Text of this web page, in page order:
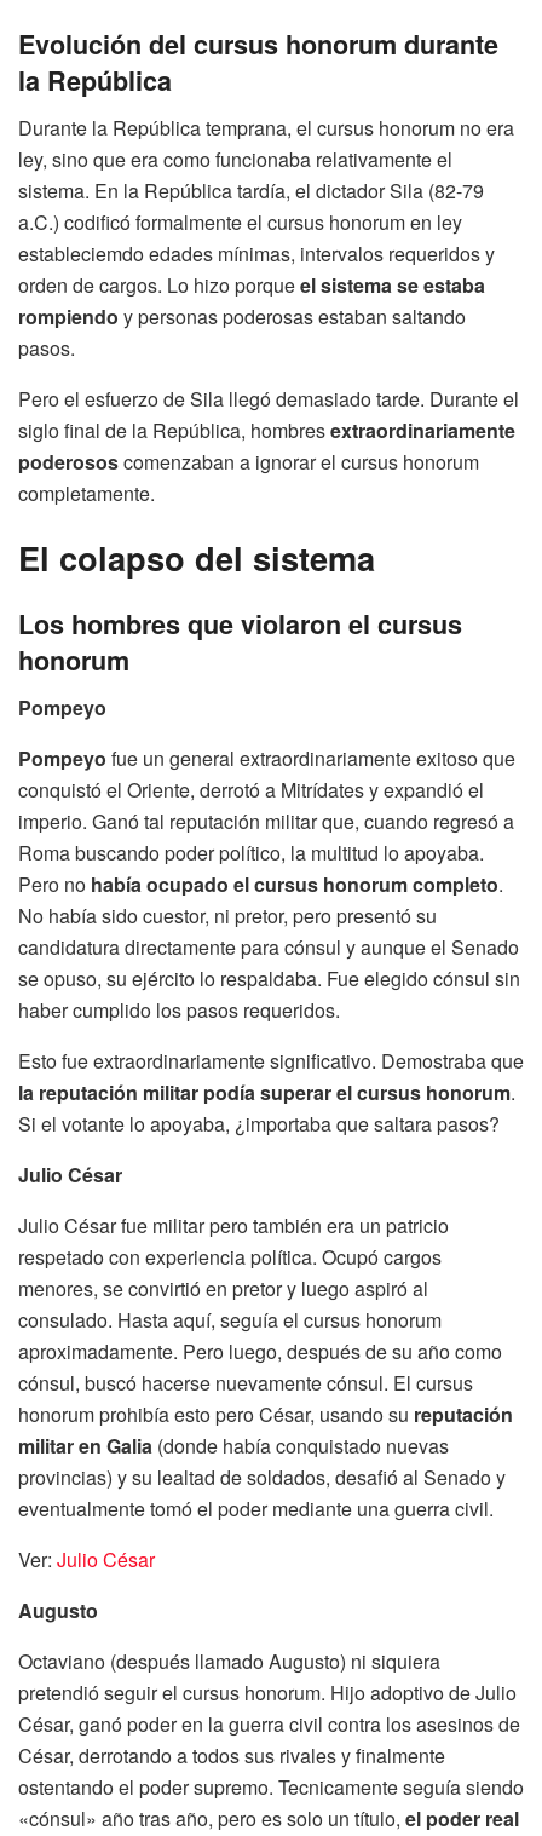
Evolución del cursus honorum durante
la República
Durante la República temprana, el cursus honorum no era
ley, sino que era como funcionaba relativamente el
sistema. En la República tardía, el dictador Sila (82-79
a.C.) codificó formalmente el cursus honorum en ley
estableciemdo edades mínimas, intervalos requeridos y
orden de cargos. Lo hizo porqueel sistema se estaba
rompiendo y personas poderosas estaban saltando
pasos.
Pero el esfuerzo de Sila llegó demasiado tarde. Durante el
siglo final de la República, hombresextraordinariamente
poderososcomenzaban a ignorar el cursus honorum
completamente.
El colapso del sistema
Los hombres que violaron el cursus
honorum
Pompeyo
Pompeyo fue un general extraordinariamente exitoso que
conquistó el Oriente, derrotó a Mitrídates y expandió el
imperio. Ganó tal reputación militar que, cuando regresó a
Roma buscando poder político, la multitud lo apoyaba.
Pero no había ocupado el cursus honorum completo.
No había sido cuestor, ni pretor, pero presentó su
candidatura directamente para cónsul y aunque el Senado
se opuso, su ejército lo respaldaba. Fue elegido cónsul sin
haber cumplido los pasos requeridos.
Esto fue extraordinariamente significativo. Demostraba que
la reputación militar podía superar el cursus honorum.
Si el votante lo apoyaba, ¿importaba que saltara pasos?
Julio César
Julio César fue militar pero también era un patricio
respetado con experiencia política. Ocupó cargos
menores, se convirtió en pretor y luego aspiró al
consulado. Hasta aquí, seguía el cursus honorum
aproximadamente. Pero luego, después de su año como
cónsul, buscó hacerse nuevamente cónsul. El cursus
honorum prohibía esto pero César, usando su reputación
militar en Galia (donde había conquistado nuevas
provincias) y su lealtad de soldados, desafió al Senado y
eventualmente tomó el poder mediante una guerra civil.
Ver: Julio César
Augusto
Octaviano (después llamado Augusto) ni siquiera
pretendió seguir el cursus honorum. Hijo adoptivo de Julio
César, ganó poder en la guerra civil contra los asesinos de
César, derrotando a todos sus rivales y finalmente
ostentando el poder supremo. Tecnicamente seguía siendo
«cónsul» año tras año, pero es solo un título, el poder real